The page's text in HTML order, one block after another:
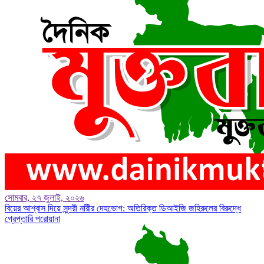
সোমবার, ২৭ জুলাই, ২০২৬
বিয়ের আশ্বাস দিয়ে সুন্দরী নরিীর দেহভোগ: অতিরিক্ত ডিআইজি জহিরুলের বিরুদ্ধে
গ্রেপ্তারি পরোয়ানা